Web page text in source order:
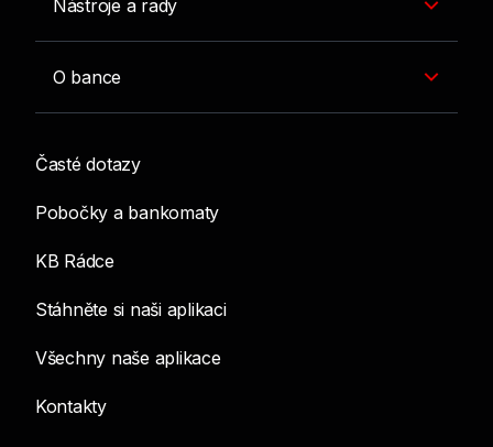
Nástroje a rady
O bance
Časté dotazy
Pobočky a bankomaty
KB Rádce
Stáhněte si naši aplikaci
Všechny naše aplikace
Kontakty